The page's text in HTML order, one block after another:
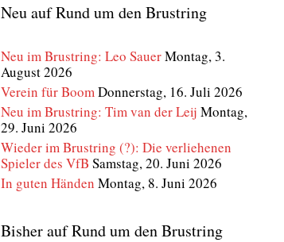
Neu auf Rund um den Brustring
Neu im Brustring: Leo SauerMontag, 3.
August 2026
Verein für Boom Donnerstag, 16. Juli 2026
Neu im Brustring: Tim van der Leij Montag,
29. Juni 2026
Wieder im Brustring (?): Die verliehenen
Spieler des VfB Samstag, 20. Juni 2026
In guten Händen Montag, 8. Juni 2026
Bisher auf Rund um den Brustring